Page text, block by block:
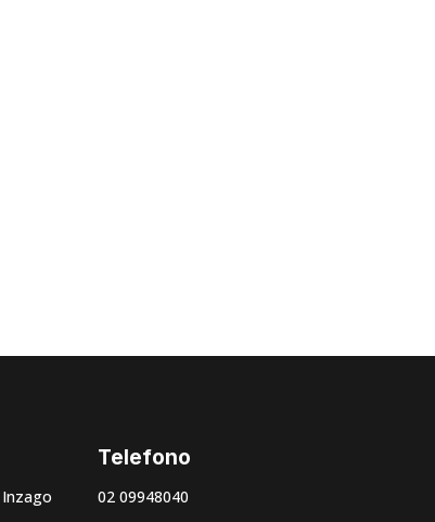
Telefono
02 09948040